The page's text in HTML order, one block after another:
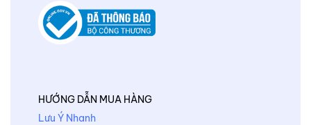
HƯỚNG DẪN MUA HÀNG
Lưu Ý Nhanh